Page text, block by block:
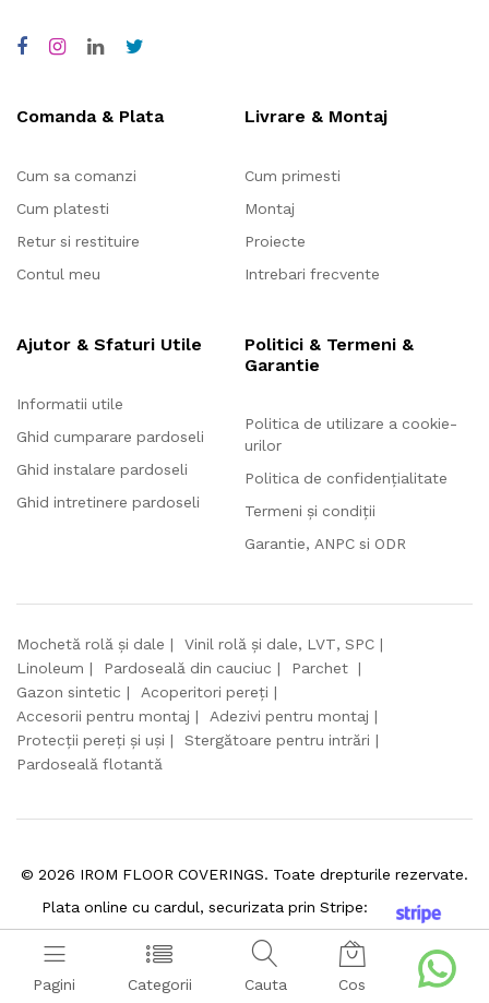
Pagini Categorii Cauta Cos
Comanda & Plata
Cum sa comanzi
Cum platesti
Retur si restituire
Contul meu
Livrare & Montaj
Cum primesti
Montaj
Proiecte
Intrebari frecvente
Ajutor & Sfaturi Utile
Informatii utile
Ghid cumparare pardoseli
Ghid instalare pardoseli
Ghid intretinere pardoseli
Politici & Termeni &
Garantie
Politica de utilizare a cookie-
urilor
Politica de confidențialitate
Termeni și condiții
Garantie, ANPC si ODR
Mochetă rolă și dale
Vinil rolă și dale, LVT, SPC
Linoleum
Pardoseală din cauciuc
Parchet
Gazon sintetic
Acoperitori pereți
Accesorii pentru montaj
Adezivi pentru montaj
Protecții pereți și uși
Stergătoare pentru intrări
Pardoseală flotantă
© 2026 IROM FLOOR COVERINGS. Toate drepturile rezervate.
Plata online cu cardul, securizata prin Stripe: